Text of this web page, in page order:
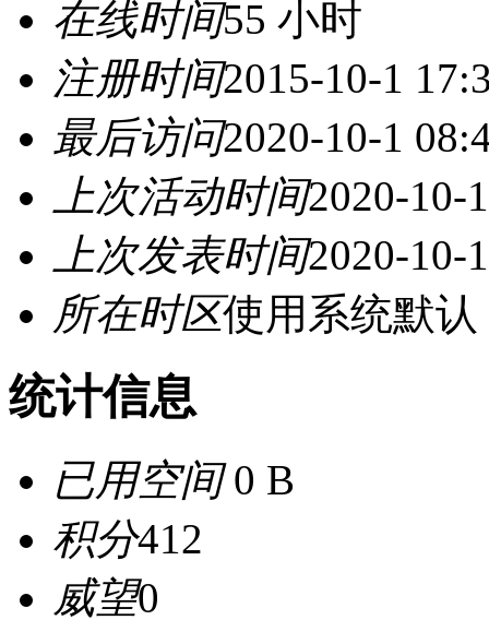
在线时间55 小时
注册时间2015-10-1
最后访问2020-10-1
上次活动时间2020-10-
上次发表时间2020-10-
所在时区使用系统默认
统计信息
已用空间0 B
积分412
威望0